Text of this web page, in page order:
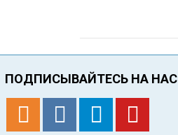
ПОДПИСЫВАЙТЕСЬ НА НАС